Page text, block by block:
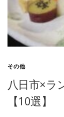
その他
八日市×ラ
【10選】